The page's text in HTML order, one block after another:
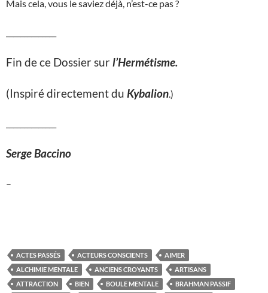
Mais cela, vous le saviez déjà, n’est-ce pas ?
Fin de ce Dossier surl’Hermétisme.
(Inspiré directement du Kybalion.)
Serge Baccino
–
ACTES PASSÉS ACTEURS CONSCIENTS
AIMER
ALCHIMIE MENTALE
ANCIENS CROYANTS
ARTISANS
ATTRACTION
BIEN BOULE MENTALE
BRAHMAN PASSIF